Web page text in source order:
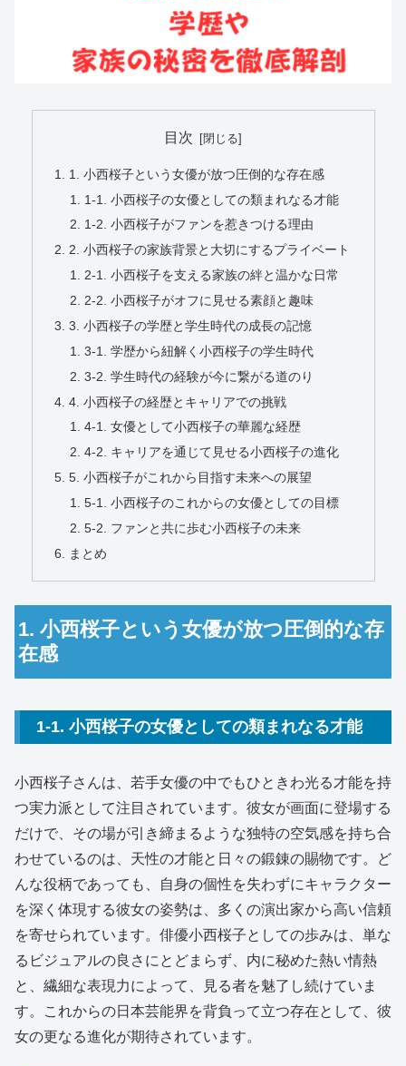
目次
1. 小西桜子という女優が放つ圧倒的な存在感
1-1. 小西桜子の女優としての類まれなる才能
1-2. 小西桜子がファンを惹きつける理由
2. 小西桜子の家族背景と大切にするプライベート
2-1. 小西桜子を支える家族の絆と温かな日常
2-2. 小西桜子がオフに見せる素顔と趣味
3. 小西桜子の学歴と学生時代の成長の記憶
3-1. 学歴から紐解く小西桜子の学生時代
3-2. 学生時代の経験が今に繋がる道のり
4. 小西桜子の経歴とキャリアでの挑戦
4-1. 女優として小西桜子の華麗な経歴
4-2. キャリアを通じて見せる小西桜子の進化
5. 小西桜子がこれから目指す未来への展望
5-1. 小西桜子のこれからの女優としての目標
5-2. ファンと共に歩む小西桜子の未来
まとめ
1. 小西桜子という女優が放つ圧倒的な存
在感
1-1. 小西桜子の女優としての類まれなる才能
小西桜子さんは、若手女優の中でもひときわ光る才能を持
つ実力派として注目されています。彼女が画面に登場する
だけで、その場が引き締まるような独特の空気感を持ち合
わせているのは、天性の才能と日々の鍛錬の賜物です。ど
んな役柄であっても、自身の個性を失わずにキャラクター
を深く体現する彼女の姿勢は、多くの演出家から高い信頼
を寄せられています。俳優小西桜子としての歩みは、単な
るビジュアルの良さにとどまらず、内に秘めた熱い情熱
と、繊細な表現力によって、見る者を魅了し続けていま
す。これからの日本芸能界を背負って立つ存在として、彼
女の更なる進化が期待されています。